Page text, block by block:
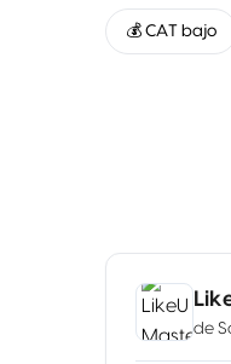
💰 CAT bajo
de